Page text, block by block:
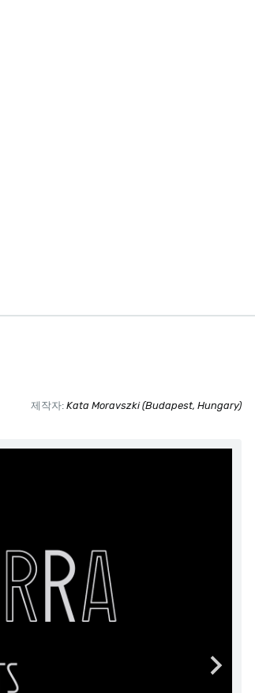
제작자: Kata Moravszki (Budapest, Hungary)